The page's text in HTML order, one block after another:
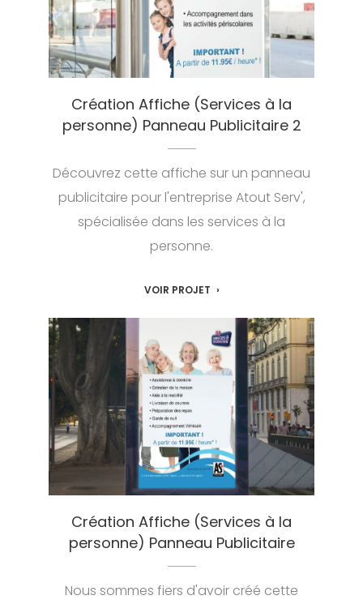
Création Affiche (Services à la
personne) Panneau Publicitaire 2
Découvrez cette affiche sur un panneau
publicitaire pour l'entreprise Atout Serv',
spécialisée dans les services à la
personne.
VOIR PROJET
Création Affiche (Services à la
personne) Panneau Publicitaire
Nous sommes fiers d'avoir créé cette